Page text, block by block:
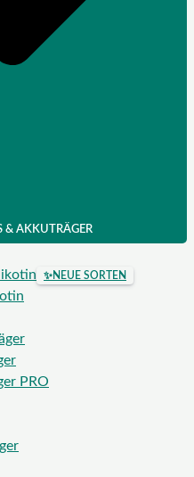
& AKKUTRÄGER
✨NEUE SORTEN
PRO